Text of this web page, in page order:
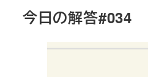
今日の解答#034